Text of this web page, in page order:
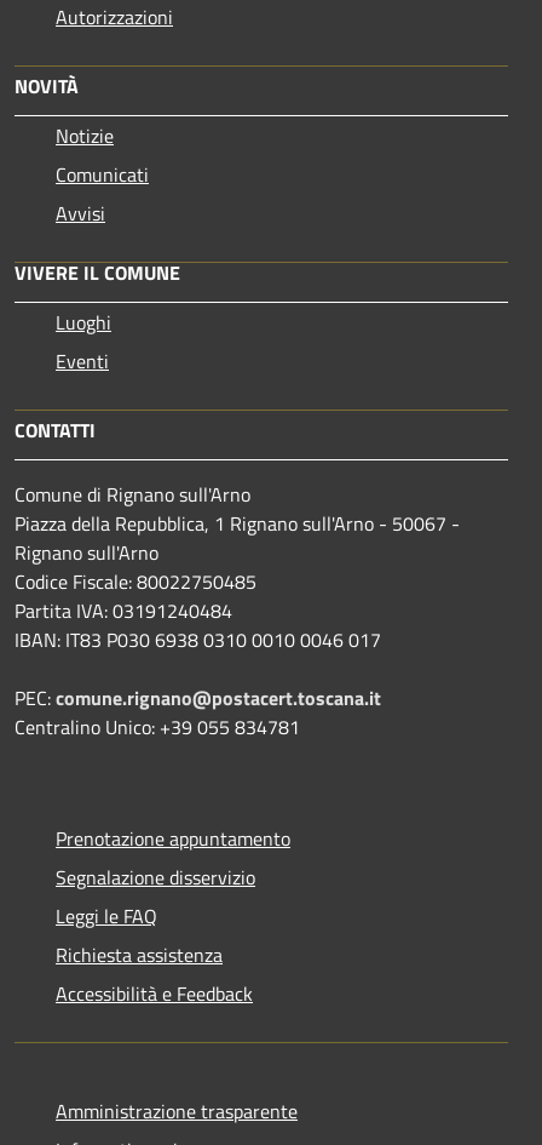
Autorizzazioni
NOVITÀ
Notizie
Comunicati
Avvisi
VIVERE IL COMUNE
Luoghi
Eventi
CONTATTI
Comune di Rignano sull'Arno
Piazza della Repubblica, 1 Rignano sull'Arno - 50067 -
Rignano sull'Arno
Codice Fiscale: 80022750485
Partita IVA: 03191240484
IBAN: IT83 P030 6938 0310 0010 0046 017
PEC:comune.rignano@postacert.toscana.it
Centralino Unico: +39 055 834781
Prenotazione appuntamento
Segnalazione disservizio
Leggi le FAQ
Richiesta assistenza
Accessibilità e Feedback
Amministrazione trasparente